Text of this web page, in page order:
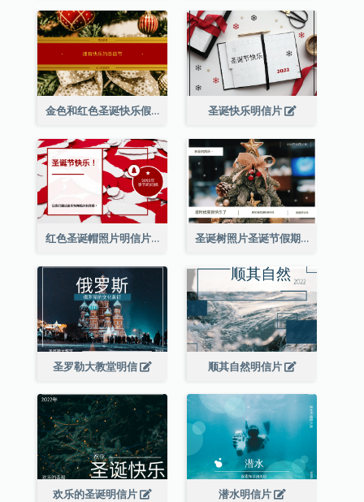
金色和红色圣诞快乐假期明信片 圣诞快乐明信片
红色圣诞帽照片明信片 圣诞树照片圣诞节假期明信片
圣罗勒大教堂明信 顺其自然明信片
欢乐的圣诞明信片 潜水明信片